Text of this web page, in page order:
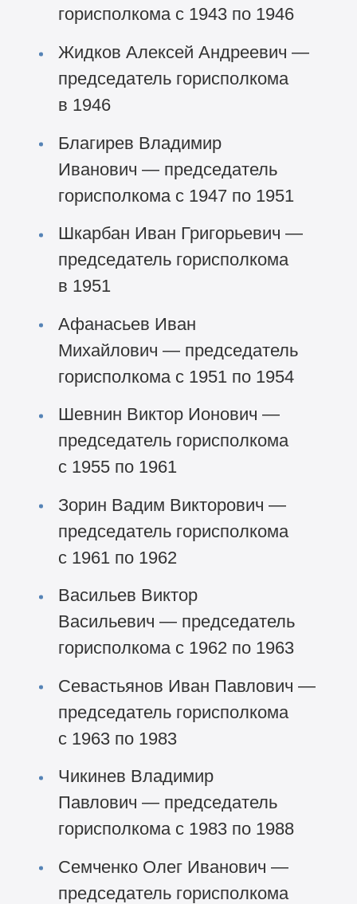
горисполкома с 1943 по 1946
Жидков Алексей Андреевич —
председатель горисполкома
в 1946
Благирев Владимир
Иванович — председатель
горисполкома с 1947 по 1951
Шкарбан Иван Григорьевич —
председатель горисполкома
в 1951
Афанасьев Иван
Михайлович — председатель
горисполкома с 1951 по 1954
Шевнин Виктор Ионович —
председатель горисполкома
с 1955 по 1961
Зорин Вадим Викторович —
председатель горисполкома
с 1961 по 1962
Васильев Виктор
Васильевич — председатель
горисполкома с 1962 по 1963
Севастьянов Иван Павлович —
председатель горисполкома
с 1963 по 1983
Чикинев Владимир
Павлович — председатель
горисполкома с 1983 по 1988
Семченко Олег Иванович —
председатель горисполкома